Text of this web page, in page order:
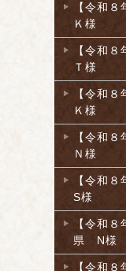
【令和
Ｋ様
【令和
Ｔ様
【令和
Ｋ様
【令和
Ｎ様
【令和
S様
【令和
県 N様
【令和